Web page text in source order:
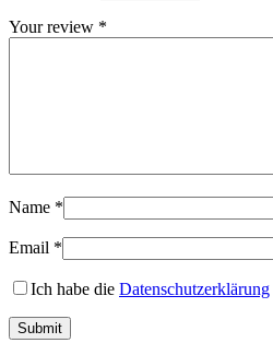
Your review *
Name *
Email *
Ich habe die Datenschutzerklärung